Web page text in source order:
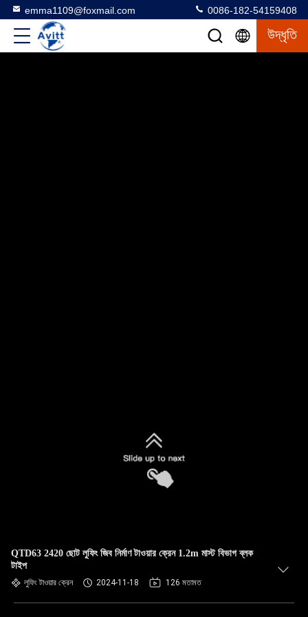
emma1109@foxmail.com 0086-182-54159408
উদ্ধৃতি
QTD63 2420 ছোট লুফিং জিব নির্মাণ টাওয়ার ক্রেন 1.2m মাস্ট বিভাগ ব্লক
টাইপ
লুফিং টাওয়ার ক্রেন 2024-11-18 126 মতামত